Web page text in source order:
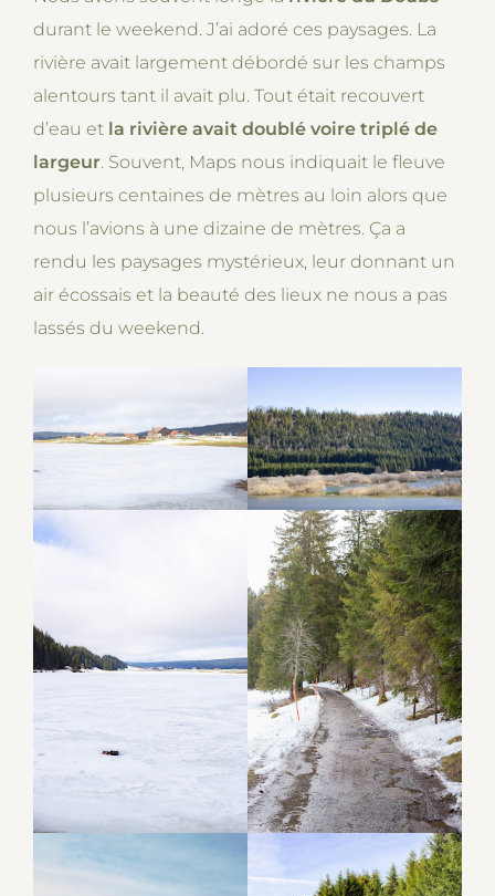
durant le weekend. J’ai adoré ces paysages. La
rivière avait largement débordé sur les champs
alentours tant il avait plu. Tout était recouvert
d’eau et la rivière avait doublé voire triplé de
largeur. Souvent, Maps nous indiquait le fleuve
plusieurs centaines de mètres au loin alors que
nous l’avions à une dizaine de mètres. Ça a
rendu les paysages mystérieux, leur donnant un
air écossais et la beauté des lieux ne nous a pas
lassés du weekend.